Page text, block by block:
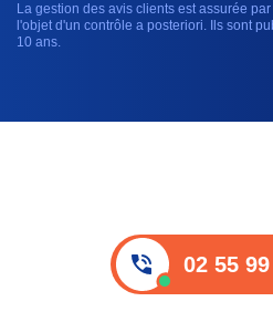
La gestion des avis clients est assurée
l'objet d'un contrôle a posteriori. Ils sont
10 ans.
02 55